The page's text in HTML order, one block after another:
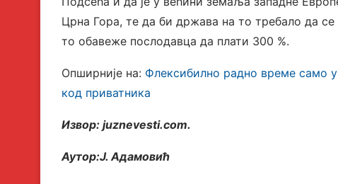
Црна Гора, те да би држава на то требало да
то обавеже послодавца да плати 300 %.
Опширније на: Флексибилно радно време само
код приватника
Извор: juznevesti.com.
Аутор:Ј. Адамовић